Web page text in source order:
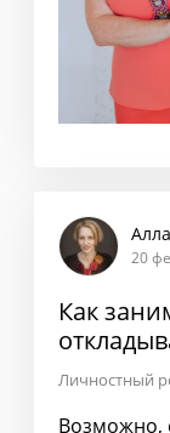
20
Как
Личностный
Возможно,